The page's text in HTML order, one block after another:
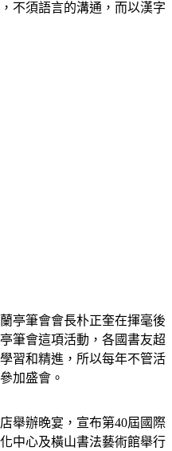
不須語言的溝通，而以漢字
亭筆會會長朴正奎在揮毫後
筆會這項活動，各國書友超
習和精進，所以每年不管活
加盛會。
舉辦晚宴，宣布第40屆國際
中心及橫山書法藝術館舉行